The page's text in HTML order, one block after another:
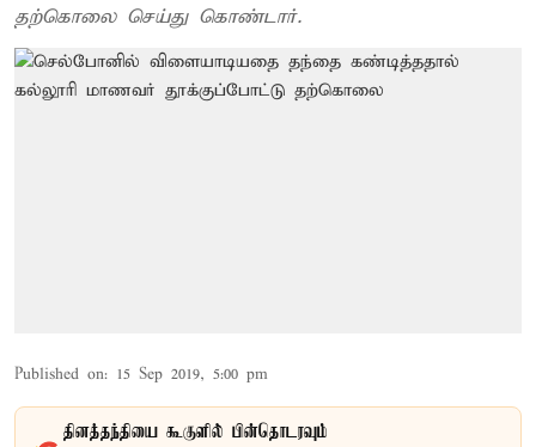
தற்கொலை செய்து கொண்டார்.
Published on: 15 Sep 2019, 5:00 pm
தினத்தந்தியை கூகுளில் பின்தொடரவும்